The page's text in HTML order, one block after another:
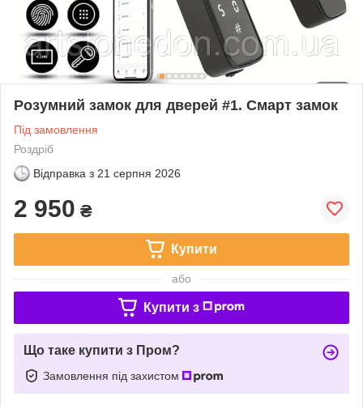
Розумний замок для дверей #1. Смарт замок
Під замовлення
Роздріб
Відправка з 21 серпня 2026
2 950 ₴
Купити
або
Купити з
Що таке купити з Пром?
Замовлення під захистом